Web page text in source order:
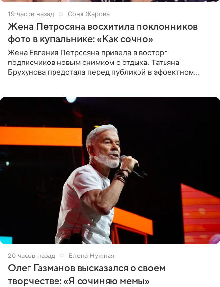
19 часов назад Соня Жарова
Жена Петросяна восхитила поклонников
фото в купальнике: «Как сочно»
Жена Евгения Петросяна привела в восторг
подписчиков новым снимком с отдыха. Татьяна
Брухунова предстала перед публикой в эффектном
20 часов назад Елена Нужная
Олег Газманов высказался о своем
творчестве: «Я сочиняю мемы»